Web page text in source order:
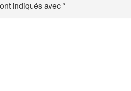
indiqués avec*